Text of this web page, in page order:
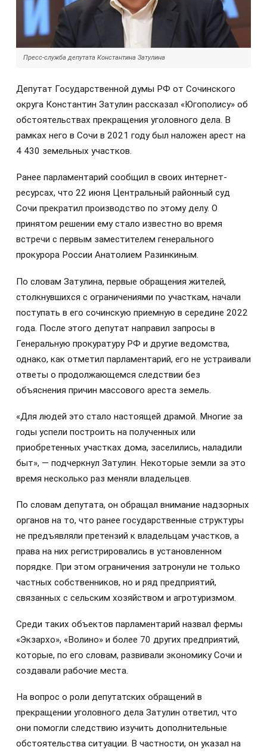
Пресс-служба депутата Константина Затулина
Депутат Государственной думы РФ от Сочинского
округа Константин Затулин рассказал «Югополису» об
обстоятельствах прекращения уголовного дела. В
рамках него в Сочи в 2021 году был наложен арест на
4 430 земельных участков.
Ранее парламентарий сообщил в своих интернет-
ресурсах, что 22 июня Центральный районный суд
Сочи прекратил производство по этому делу. О
принятом решении ему стало известно во время
встречи с первым заместителем генерального
прокурора России Анатолием Разинкиным.
По словам Затулина, первые обращения жителей,
столкнувшихся с ограничениями по участкам, начали
поступать в его сочинскую приемную в середине 2022
года. После этого депутат направил запросы в
Генеральную прокуратуру РФ и другие ведомства,
однако, как отметил парламентарий, его не устраивали
ответы о продолжающемся следствии без
объяснения причин массового ареста земель.
«Для людей это стало настоящей драмой. Многие за
годы успели построить на полученных или
приобретенных участках дома, заселились, наладили
быт», — подчеркнул Затулин. Некоторые земли за это
время несколько раз меняли владельцев.
По словам депутата, он обращал внимание надзорных
органов на то, что ранее государственные структуры
не предъявляли претензий к владельцам участков, а
права на них регистрировались в установленном
порядке. При этом ограничения затронули не только
частных собственников, но и ряд предприятий,
связанных с сельским хозяйством и агротуризмом.
Среди таких объектов парламентарий назвал фермы
«Экзархо», «Волино» и более 70 других предприятий,
которые, по его словам, развивали экономику Сочи и
создавали рабочие места.
На вопрос о роли депутатских обращений в
прекращении уголовного дела Затулин ответил, что
они помогли следствию изучить дополнительные
обстоятельства ситуации. В частности, он указал на